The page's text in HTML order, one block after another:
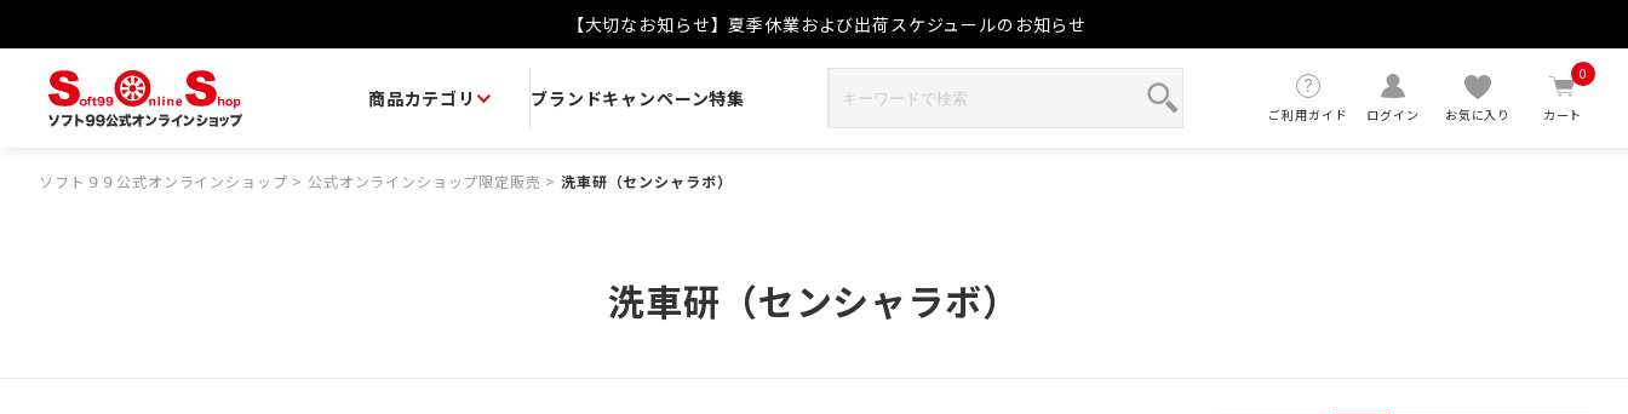
【大切なお知らせ】夏季休業および出荷スケジュールのお知らせ
商品カテゴリ ブランドキャンペーン特集
ご利用ガイド ログイン お気に入り カート
0
ソフト９９公式オンラインショップ > 公式オンラインショップ限定販売 > 洗車研（センシャラボ）
洗車研（センシャラボ）